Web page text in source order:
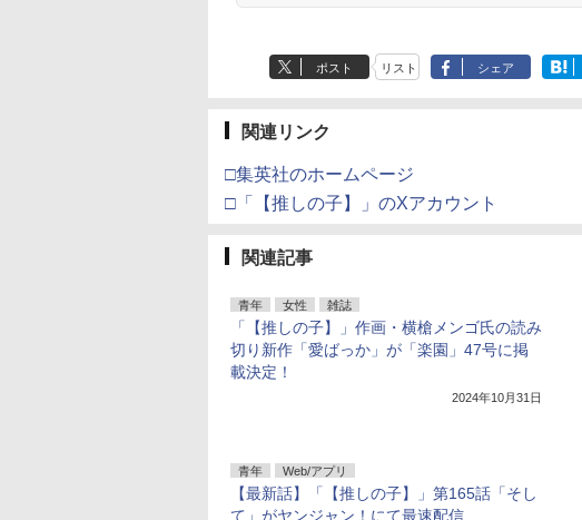
ポスト リスト シェア
関連リンク
□集英社のホームページ
□「【推しの子】」のXアカウント
関連記事
青年 女性 雑誌
「【推しの子】」作画・横槍メンゴ氏の読み
切り新作「愛ばっか」が「楽園」47号に掲
載決定！
2024年10月31日
青年 Web/アプリ
【最新話】「【推しの子】」第165話「そし
て」がヤンジャン！にて最速配信